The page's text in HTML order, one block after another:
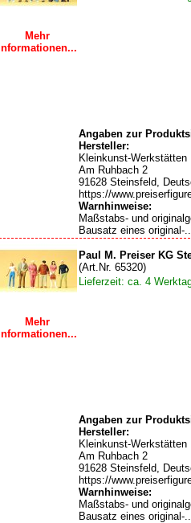
Mehr
Informationen...
Angaben zur
Hersteller:
Kleinkunst-
Am Ruhbach 2
91628 Steinsfeld,
https://
Warnhinweise:
Maßstabs- und
Bausatz eines original-
Mehr
Informationen...
Paul M. Preiser KG
(Art.Nr. 65320)
Lieferzeit: ca. 4
Angaben zur
Hersteller:
Kleinkunst-
Am Ruhbach 2
91628 Steinsfeld,
https://
Warnhinweise:
Maßstabs- und
Bausatz eines original-